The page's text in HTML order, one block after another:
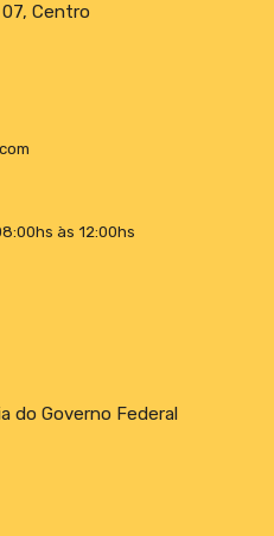
07, Centro
às 12:00hs
do Governo Federal